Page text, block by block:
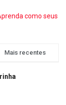
como seus
Mais recentes